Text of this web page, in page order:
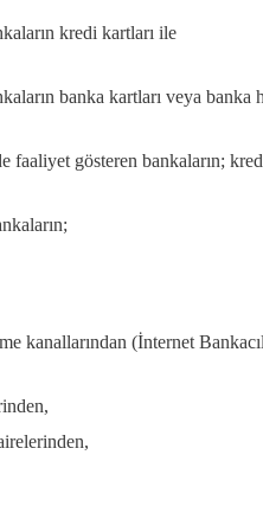
kredi kartları ile
banka kartları veya banka
faaliyet gösteren bankaların;
kanallarından (İnternet